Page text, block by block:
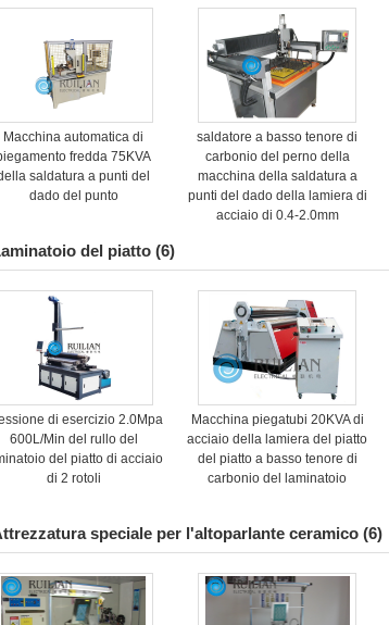
Macchina automatica di
fredda 75KVA
saldatura a punti del
dado del punto
saldatore a basso tenore di
carbonio del perno della
macchina della saldatura a
punti del dado della lamiera di
acciaio di 0.4-2.0mm
del piatto (6)
di esercizio 2.0Mpa
600L/Min del rullo del
del piatto di acciaio
di 2 rotoli
Macchina piegatubi 20KVA di
acciaio della lamiera del piatto
del piatto a basso tenore di
carbonio del laminatoio
speciale per l'altoparlante ceramico (6)